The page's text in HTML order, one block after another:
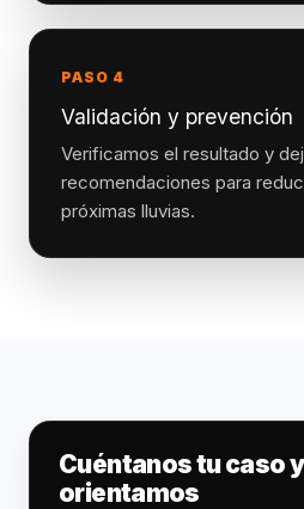
PASO 4
Validación y prevención
Verificamos el resultado y
recomendaciones para
próximas lluvias.
Cuéntanos tu caso
orientamos